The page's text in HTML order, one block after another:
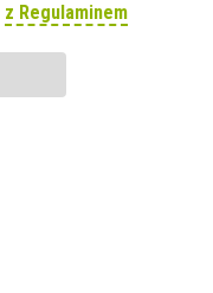
z Regulaminem